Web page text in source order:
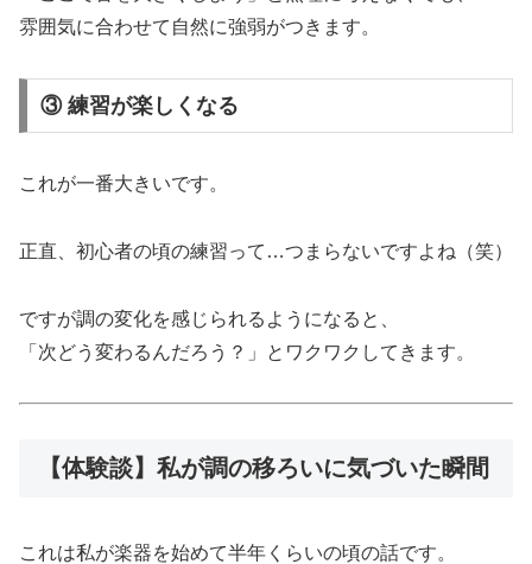
雰囲気に合わせて自然に強弱がつきます。
③ 練習が楽しくなる
これが一番大きいです。
正直、初心者の頃の練習って…つまらないですよね（笑）
ですが調の変化を感じられるようになると、
「次どう変わるんだろう？」とワクワクしてきます。
【体験談】私が調の移ろいに気づいた瞬間
これは私が楽器を始めて半年くらいの頃の話です。